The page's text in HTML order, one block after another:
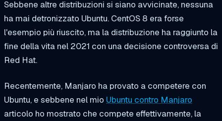
Sebbene altre distribuzioni si siano avvicinate, nessuna
ha mai detronizzato Ubuntu. CentOS 8 era forse
l'esempio più riuscito, ma la distribuzione ha raggiunto la
fine della vita nel 2021 con una decisione controversa di
Red Hat.
Recentemente, Manjaro ha provato a competere con
Ubuntu, e sebbene nel mio Ubuntu contro Manjaro
articolo ho mostrato che compete effettivamente, la